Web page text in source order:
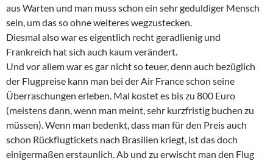
aus Warten und man muss schon ein sehr geduldiger Mensch
sein, um das so ohne weiteres wegzustecken.
Diesmal also war es eigentlich recht geradlienig und
Frankreich hat sich auch kaum verändert.
Und vor allem war es gar nicht so teuer, denn auch bezüglich
der Flugpreise kann man bei der Air France schon seine
Überraschungen erleben. Mal kostet es bis zu 800 Euro
(meistens dann, wenn man meint, sehr kurzfristig buchen zu
müssen). Wenn man bedenkt, dass man für den Preis auch
schon Rückflugtickets nach Brasilien kriegt, ist das doch
einigermaßen erstaunlich. Ab und zu erwischt man den Flug